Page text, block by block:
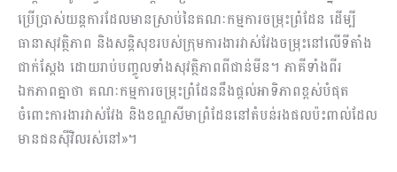
ប្រើប្រាស់យន្តការដែលមានស្រាប់នៃគណៈកម្មការចម្រុះព្រំដែន ដើម្បី
ធានាសុវត្ថិភាព និងសន្តិសុខរបស់ក្រុមការងារវាស់វែងចម្រុះនៅលើទីតាំង
ជាក់ស្តែង ដោយរាប់បញ្ចូលទាំងសុវត្ថិភាពពីជាន់មីន។ ភាគីទាំងពីរ
ឯកភាពគ្នាថា គណៈកម្មការចម្រុះព្រំដែននឹងផ្តល់អាទិភាពខ្ពស់បំផុត
ចំពោះការងារវាស់វែង និងខណ្ឌសីមាព្រំដែននៅតំបន់រងផលប៉ះពាល់ដែល
មានជនស៊ីវិលរស់នៅ»។